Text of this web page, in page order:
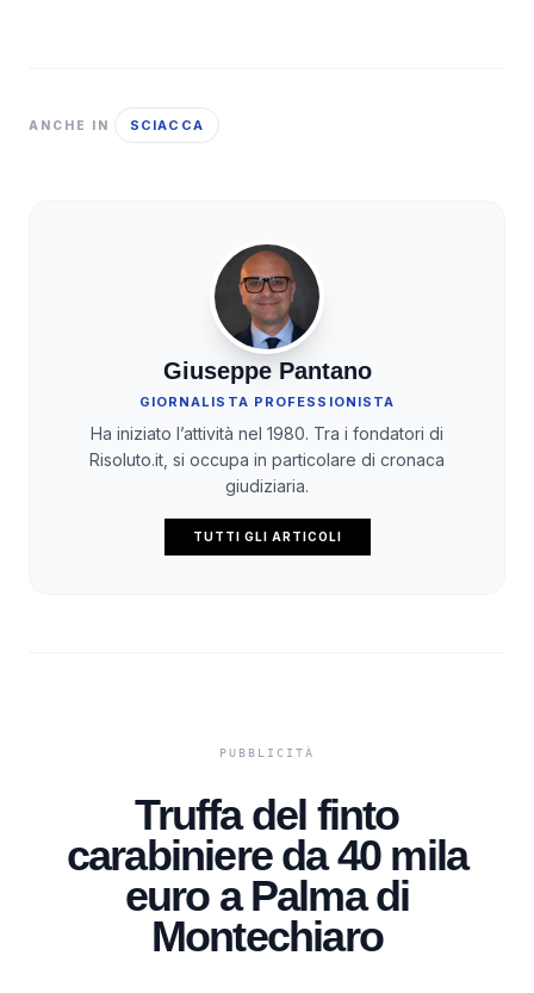
ANCHE IN SCIACCA
Giuseppe Pantano
GIORNALISTA PROFESSIONISTA
Ha iniziato l’attività nel 1980. Tra i fondatori di
Risoluto.it, si occupa in particolare di cronaca
giudiziaria.
TUTTI GLI ARTICOLI
Truffa del finto
carabiniere da 40 mila
euro a Palma di
Montechiaro